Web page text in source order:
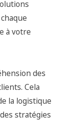
à votre
des
Cela
la logistique
stratégies